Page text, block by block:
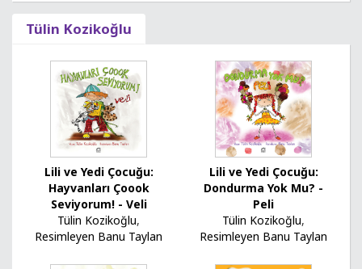
Tülin Kozikoğlu
Lili ve Yedi Çocuğu:
Hayvanları Çoook
Seviyorum! - Veli
Tülin Kozikoğlu,
Resimleyen Banu Taylan
Lili ve Yedi Çocuğu:
Dondurma Yok Mu? -
Peli
Tülin Kozikoğlu,
Resimleyen Banu Taylan